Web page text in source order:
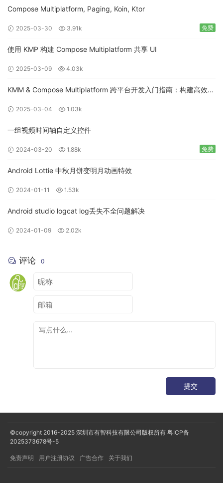
Compose Multiplatform, Paging, Koin, Ktor
2025-03-30 3.91k 免费
使用 KMP 构建 Compose Multiplatform 共享 UI
2025-03-09 4.03k
KMM & Compose Multiplatform 跨平台开发入门指南：构建高效的
2025-03-04 1.03k
一组视频时间轴自定义控件
2024-03-20 1.88k 免费
Android Lottie 中秋月饼变明月动画特效
2024-01-11 1.53k
Android studio logcat log丢失不全问题解决
2024-01-09 2.02k
评论 0
提交
©copyright 2016-2025 深圳市有智科技有限公司版权所有 粤ICP备
2025373678号-5
免责声明 用户注册协议 广告合作 关于我们